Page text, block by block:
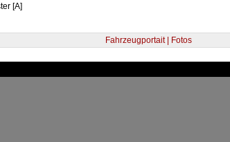
[A]
Fahrzeugportait | Fotos